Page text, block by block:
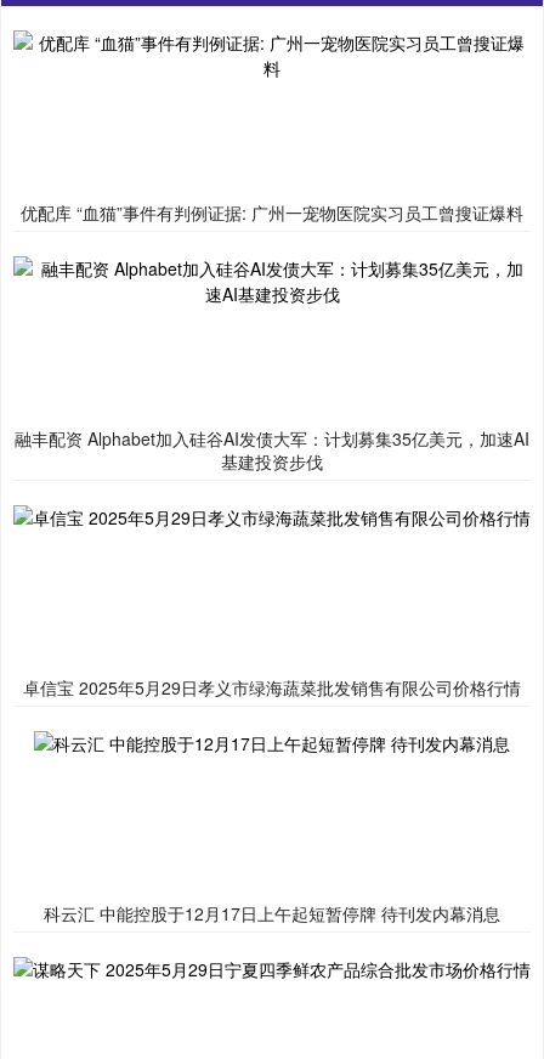
优配库 “血猫”事件有判例证据: 广州一宠物医院实习员工曾搜证爆料
融丰配资 Alphabet加入硅谷AI发债大军：计划募集35亿美元，加速AI
基建投资步伐
卓信宝 2025年5月29日孝义市绿海蔬菜批发销售有限公司价格行情
科云汇 中能控股于12月17日上午起短暂停牌 待刊发内幕消息